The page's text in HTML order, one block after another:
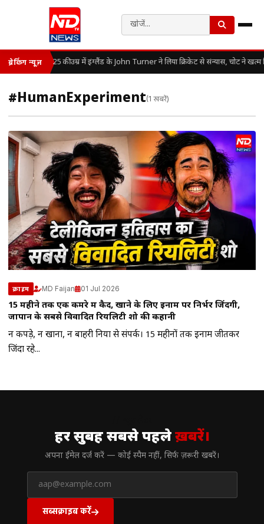
ब्रेकिंग न्यूज़ 25 की उम्र में इंग्लैंड के John Turner ने लिया क्रिकेट से संन्यास, चोट ने खत्म
#HumanExperiment(1 खबरें)
क्राइम MD Faijan 01 Jul 2026
15 महीने तक एक कमरे में कैद, खाने के लिए इनाम पर निर्भर जिंदगी,
जापान के सबसे विवादित रियलिटी शो की कहानी
न कपड़े, न खाना, न बाहरी दुनिया से संपर्क। 15 महीनों तक इनाम जीतकर
जिंदा रहे...
हर सुबह सबसे पहलेख़बरें।
अपना ईमेल दर्ज करें — कोई स्पैम नहीं, सिर्फ ज़रूरी खबरें।
सब्सक्राइब करें